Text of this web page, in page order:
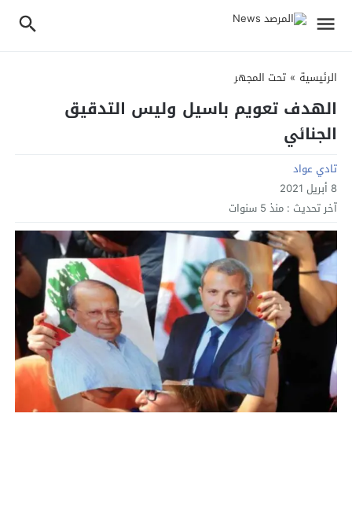
الرئيسية » تحت المجهر
الهدف تعويم باسيل وليس التدقيق
الجنائي
تادي عواد
8 أبريل 2021
آخر تحديث : منذ 5 سنوات